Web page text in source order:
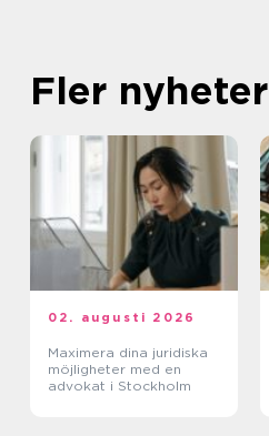
Fler nyheter
02. augusti 2026
Maximera dina juridiska
möjligheter med en
advokat i Stockholm